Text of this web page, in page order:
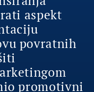
aspekt
povratnih
promotivni